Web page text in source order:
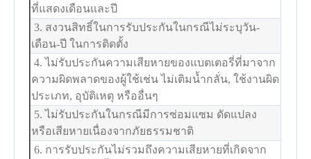
ที่แสดงเดือนและปี
3. สงวนสิทธิ์ในการรับประกันในกรณีไม่ระบุวัน-
เดือน-ปี ในการติดตั้ง
4. ไม่รับประกันความเสียหายของแบตเตอรี่ที่มาจาก
ความผิดพลาดของผู้ใช้เช่น ไม่เติมน้ำกลั่น, ใช้งานผิด
ประเภท, อุบัติเหตุ หรืออื่นๆ
5. ไม่รับประกันในกรณีมีการซ่อมแซม ดัดแปลง
หรือเสียหายเนื่องจากภัยธรรมชาติ
6. การรับประกันไม่รวมถึงความเสียหายที่เกิดจาก